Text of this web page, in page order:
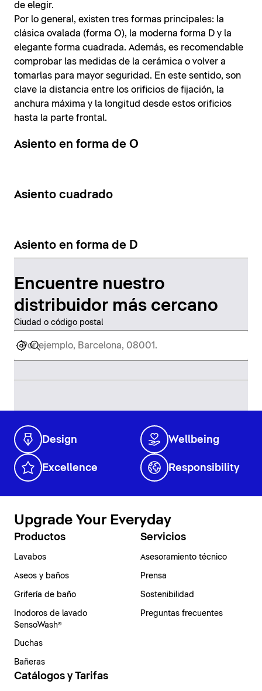
de elegir.
Por lo general, existen tres formas principales: la
clásica ovalada (forma O), la moderna forma D y la
elegante forma cuadrada. Además, es recomendable
comprobar las medidas de la cerámica o volver a
tomarlas para mayor seguridad. En este sentido, son
clave la distancia entre los orificios de fijación, la
anchura máxima y la longitud desde estos orificios
hasta la parte frontal.
Asiento en forma de O
Asiento cuadrado
Asiento en forma de D
Encuentre nuestro
distribuidor más cercano
Ciudad o código postal
Design Wellbeing
Excellence Responsibility
Upgrade Your Everyday
Productos
Lavabos
Aseos y baños
Grifería de baño
Inodoros de lavado
SensoWash®
Duchas
Bañeras
Servicios
Asesoramiento técnico
Prensa
Sostenibilidad
Preguntas frecuentes
Catálogos y Tarifas